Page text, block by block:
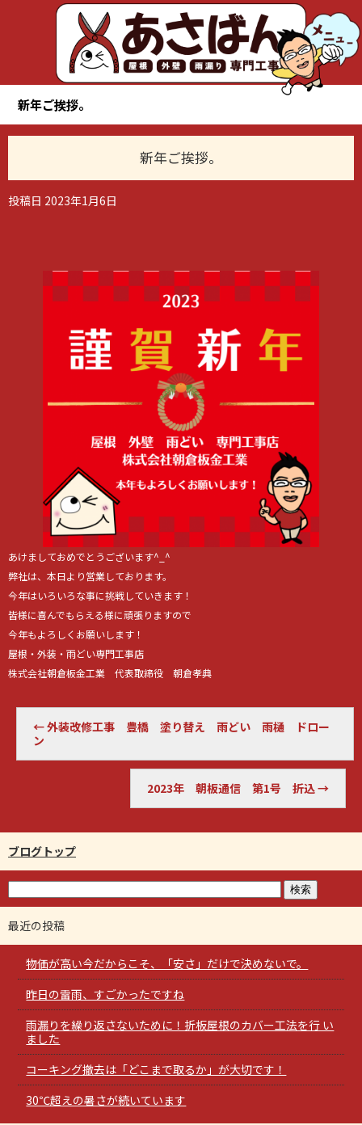
新年ご挨拶。
新年ご挨拶。
投稿日 2023年1月6日
あけましておめでとうございます^_^
弊社は、本日より営業しております。
今年はいろいろな事に挑戦していきます！
皆様に喜んでもらえる様に頑張りますので
今年もよろしくお願いします！
屋根・外装・雨どい専門工事店
株式会社朝倉板金工業 代表取締役 朝倉孝典
←外装改修工事 豊橋 塗り替え 雨どい 雨樋 ドロー
ン
2023年 朝板通信 第1号 折込→
ブログトップ
最近の投稿
物価が高い今だからこそ、「安さ」だけで決めないで。
昨日の雷雨、すごかったですね
雨漏りを繰り返さないために！折板屋根のカバー工法を行 い
ました
コーキング撤去は「どこまで取るか」が大切です！
30℃超えの暑さが続いています